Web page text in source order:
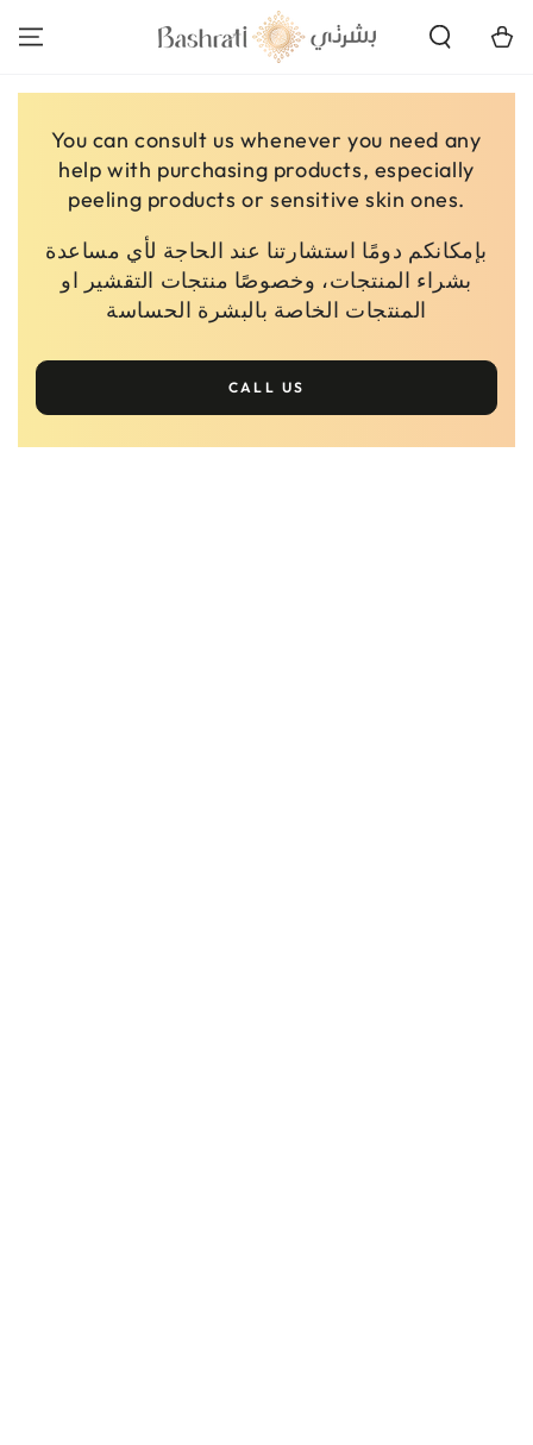
CONTENT
Cart
You can consult us whenever you need any
help with purchasing products, especially
peeling products or sensitive skin ones.
بإمكانكم دومًا استشارتنا عند الحاجة لأي مساعدة
بشراء المنتجات، وخصوصًا منتجات التقشير او
المنتجات الخاصة بالبشرة الحساسة
CALL US